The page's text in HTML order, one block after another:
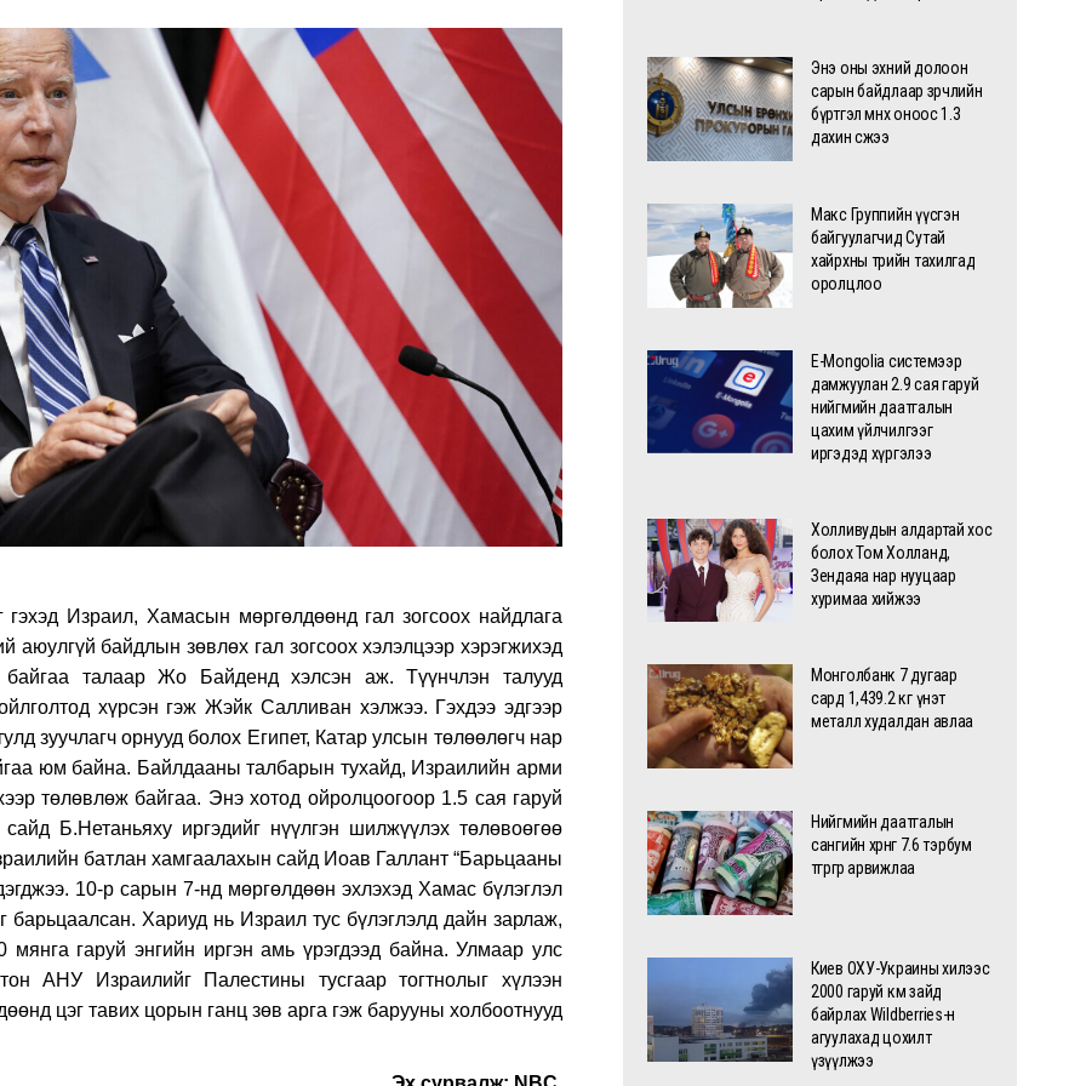
Израил, Хамасын мөргөлдөөнд гал зогсоох найдлага
байдлын зөвлөх гал зогсоох хэлэлцээр хэрэгжихэд
талаар Жо Байденд хэлсэн аж. Түүнчлэн талууд
хүрсэн гэж Жэйк Салливан хэлжээ. Гэхдээ эдгээр
зуучлагч орнууд болох Египет, Катар улсын төлөөлөгч нар
юм байна. Байлдааны талбарын тухайд, Израилийн арми
төлөвлөж байгаа. Энэ хотод ойролцоогоор 1.5 сая гаруй
Б.Нетаньяху иргэдийг нүүлгэн шилжүүлэх төлөвоөгөө
батлан хамгаалахын сайд Иоав Галлант “Барьцааны
10-р сарын 7-нд мөргөлдөөн эхлэхэд Хамас бүлэглэл
Хариуд нь Израил тус бүлэглэлд дайн зарлаж,
гаруй энгийн иргэн амь үрэгдээд байна. Улмаар улс
АНУ Израилийг Палестины тусгаар тогтнолыг хүлээн
цэг тавих цорын ганц зөв арга гэж барууны холбоотнууд
Энэ оны эхний долоон
сарын байдлаар зөрчлийн
бүртгэл өмнөх оноос 1.3
дахин өсжээ
Макс Группийн үүсгэн
байгуулагчид Сутай
хайрхны төрийн тахилгад
оролцлоо
E-Mongolia системээр
дамжуулан 2.9 сая гаруй
нийгмийн даатгалын
цахим үйлчилгээг
иргэдэд хүргэлээ
Холливудын алдартай хос
болох Том Холланд,
Зендаяа нар нууцаар
хуримаа хийжээ
Монголбанк 7 дугаар
сард 1,439.2 кг үнэт
металл худалдан авлаа
Нийгмийн даатгалын
сангийн хөрөнгө 7.6 тэрбум
төгрөгөөр арвижлаа
Киев ОХУ-Украины хилээс
2000 гаруй км зайд
байрлах Wildberries-н
агуулахад цохилт
үзүүлжээ